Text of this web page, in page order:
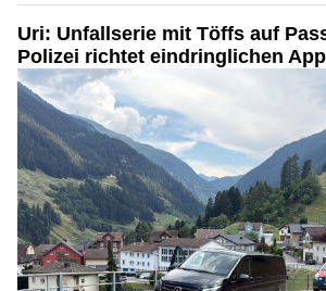
Uri: Unfallserie mit Töffs auf
Polizei richtet eindringlichen